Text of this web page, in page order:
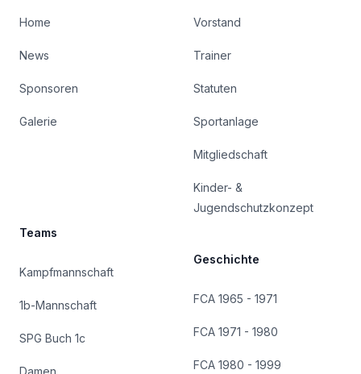
Home
News
Sponsoren
Galerie
Teams
Kampfmannschaft
1b-Mannschaft
SPG Buch 1c
Damen
Vorstand
Trainer
Statuten
Sportanlage
Mitgliedschaft
Kinder- &
Jugendschutzkonzept
Geschichte
FCA 1965 - 1971
FCA 1971 - 1980
FCA 1980 - 1999